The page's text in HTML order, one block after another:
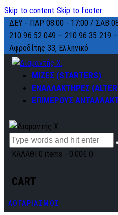
Skip to content Skip to footer
ΔΕΥ - ΠΑΡ 08:00 - 17:00 / ΣΑΒ
210 96 52 049 – 210 96 35 219
Αφροδίτης 33, Ελληνικό
ΜΙΖΕΣ (STARTERS)
ΕΝΑΛΛΑΚΤΗΡΕΣ
ΕΠΙΜΕΡΟΥΣ
ΚΑΛΑΘΙ 0 items - 0.00€ 0
CART
ΛΟΓΑΡΙΑΣΜΟΣ